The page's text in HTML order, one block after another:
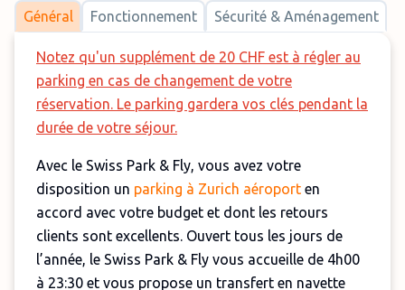
Général Fonctionnement Sécurité & Aménagement
Notez qu'un supplément de 20 CHF est à régler au
parking en cas de changement de votre
réservation. Le parking gardera vos clés pendant la
durée de votre séjour.
Avec le Swiss Park & Fly, vous avez votre
disposition un parking à Zurich aéroport en
accord avec votre budget et dont les retours
clients sont excellents. Ouvert tous les jours de
l’année, le Swiss Park & Fly vous accueille de 4h00
à 23:30 et vous propose un transfert en navette